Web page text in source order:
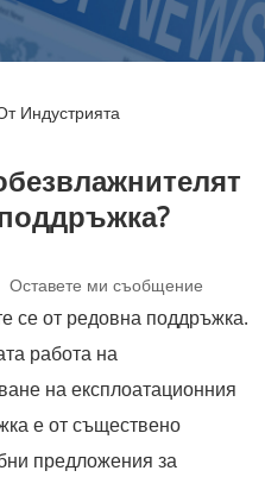
Индустрията
Оставете ми съобщение
се от редовна поддръжка.
работа на
на експлоатационния
е от съществено
предложения за